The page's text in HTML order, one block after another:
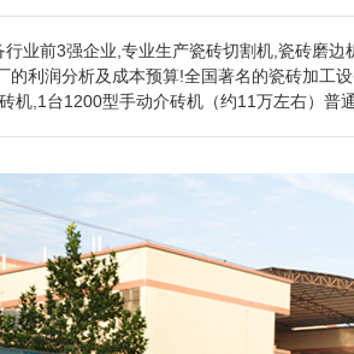
业前3强企业,专业生产瓷砖切割机,瓷砖磨
的利润分析及成本预算!全国著名的瓷砖加工
机,1台1200型手动介砖机（约11万左右）普